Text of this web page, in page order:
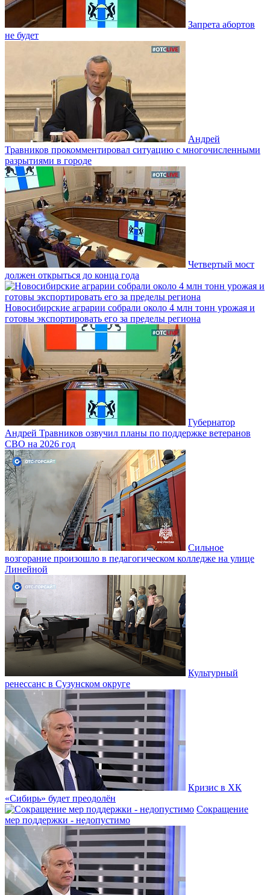
Запрета абортов
не будет
Андрей
Травников прокомментировал ситуацию с многочисленными
разрытиями в городе
Четвертый мост
должен открыться до конца года
Новосибирские аграрии собрали около 4 млн тонн урожая и
готовы экспортировать его за пределы региона
Губернатор
Андрей Травников озвучил планы по поддержке ветеранов
СВО на 2026 год
Сильное
возгорание произошло в педагогическом колледже на улице
Линейной
Культурный
ренессанс в Сузунском округе
Кризис в ХК
«Сибирь» будет преодолён
Сокращение
мер поддержки - недопустимо